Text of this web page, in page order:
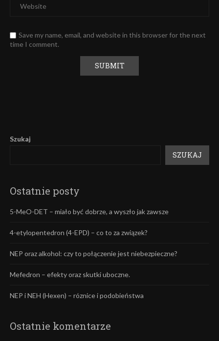
Save my name, email, and website in this browser for the next
time I comment.
Szukaj
SZUKAJ
Ostatnie posty
5-MeO-DET – miało być dobrze, a wyszło jak zawsze
4-etylopentedron (4-EPD) – co to za związek?
NEP oraz alkohol: czy to połączenie jest niebezpieczne?
Mefedron – efekty oraz skutki uboczne.
NEP i NEH (Hexen) – róznice i podobieństwa
Ostatnie komentarze